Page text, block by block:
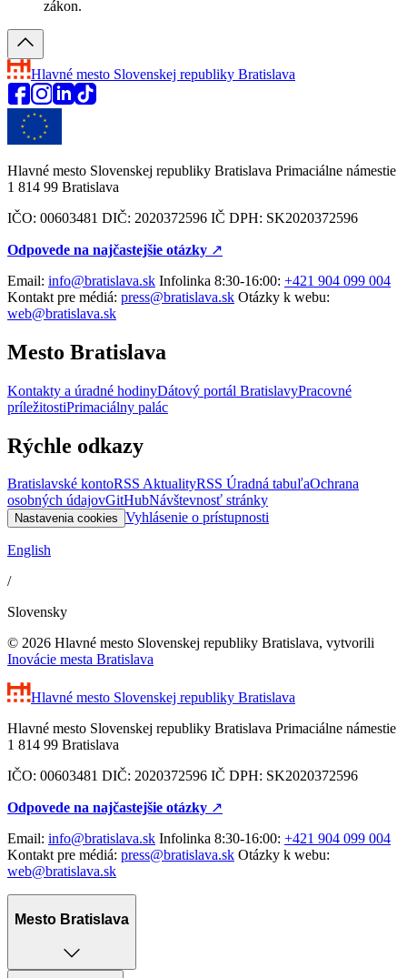
zákon.
Hlavné mesto Slovenskej republiky Bratislava
Hlavné mesto Slovenskej republiky Bratislava Primaciálne námestie
1 814 99 Bratislava
IČO: 00603481 DIČ: 2020372596 IČ DPH: SK2020372596
Odpovede na najčastejšie otázky ↗︎
Email: info@bratislava.sk Infolinka 8:30-16:00: +421 904 099 004
Kontakt pre médiá: press@bratislava.sk Otázky k webu:
web@bratislava.sk
Mesto Bratislava
Kontakty a úradné hodinyDátový portál BratislavyPracovné
príležitostiPrimaciálny palác
Rýchle odkazy
Bratislavské kontoRSS AktualityRSS Úradná tabuľaOchrana
osobných údajovGitHubNávštevnosť stránky
Nastavenia cookies Vyhlásenie o prístupnosti
English
/
Slovensky
© 2026 Hlavné mesto Slovenskej republiky Bratislava, vytvorili
Inovácie mesta Bratislava
Hlavné mesto Slovenskej republiky Bratislava
Hlavné mesto Slovenskej republiky Bratislava Primaciálne námestie
1 814 99 Bratislava
IČO: 00603481 DIČ: 2020372596 IČ DPH: SK2020372596
Odpovede na najčastejšie otázky ↗︎
Email: info@bratislava.sk Infolinka 8:30-16:00: +421 904 099 004
Kontakt pre médiá: press@bratislava.sk Otázky k webu:
web@bratislava.sk
Mesto Bratislava